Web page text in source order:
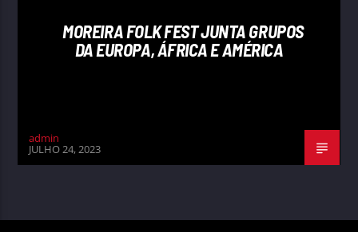
MOREIRA FOLK FEST JUNTA GRUPOS
DA EUROPA, ÁFRICA E AMÉRICA
admin
JULHO 24, 2023